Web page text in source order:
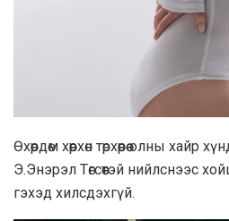
Өхөөрдөм хөөрхөн төрхөөрөө олны
Э.Энэрэл Төгсөөтэй нийлснээс
гэхэд хилсдэхгүй.